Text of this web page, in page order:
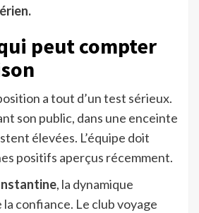
peut compter
a tout d’un test sérieux.
son public, dans une enceinte
élevées. L’équipe doit
positifs aperçus récemment.
, la dynamique
confiance. Le club voyage